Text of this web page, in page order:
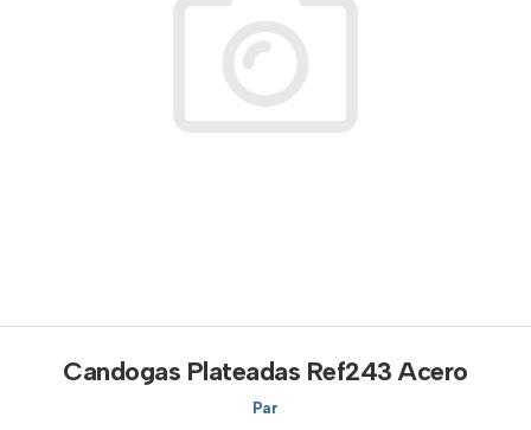
Candogas Plateadas Ref243 Acero
Par